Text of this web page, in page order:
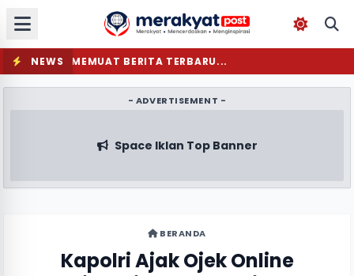
NEWS MEMUAT BERITA TERBARU...
- ADVERTISEMENT -
Space Iklan Top Banner
BERANDA
Kapolri Ajak Ojek Online